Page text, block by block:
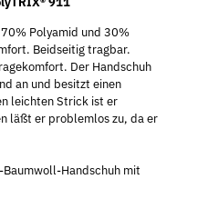
Polyamid und 30%
Beidseitig tragbar.
Der Handschuh
an und besitzt einen
leichten Strick ist er
läßt er problemlos zu, da er
Handschuh mit